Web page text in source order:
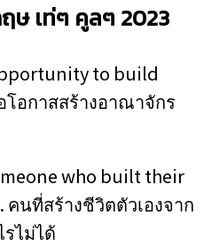
ษ เท่ๆ คูลๆ 2023
to build
อกาสสร้างอาณาจักร
who built their
นที่สร้างชีวิตตัวเองจาก
ไม่ได้